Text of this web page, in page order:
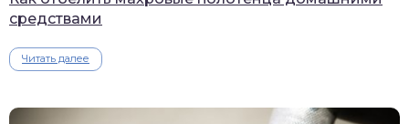
средствами
Читать далее